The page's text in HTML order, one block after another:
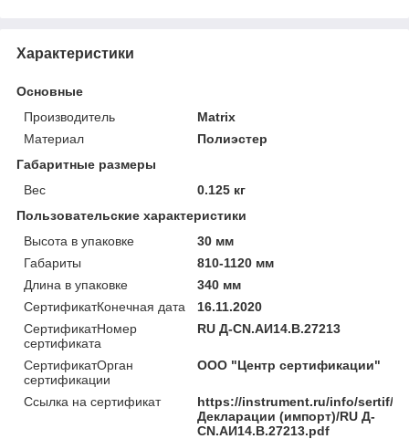
Характеристики
Основные
Производитель
Matrix
Материал
Полиэстер
Габаритные размеры
Вес
0.125 кг
Пользовательские характеристики
Высота в упаковке
30 мм
Габариты
810-1120 мм
Длина в упаковке
340 мм
СертификатКонечная дата
16.11.2020
СертификатНомер
сертификата
RU Д-CN.АИ14.В.27213
СертификатОрган
сертификации
ООО "Центр сертификации"
Ссылка на сертификат
https://instrument.ru/info/sertif/
Декларации (импорт)/RU Д-
CN.АИ14.В.27213.pdf